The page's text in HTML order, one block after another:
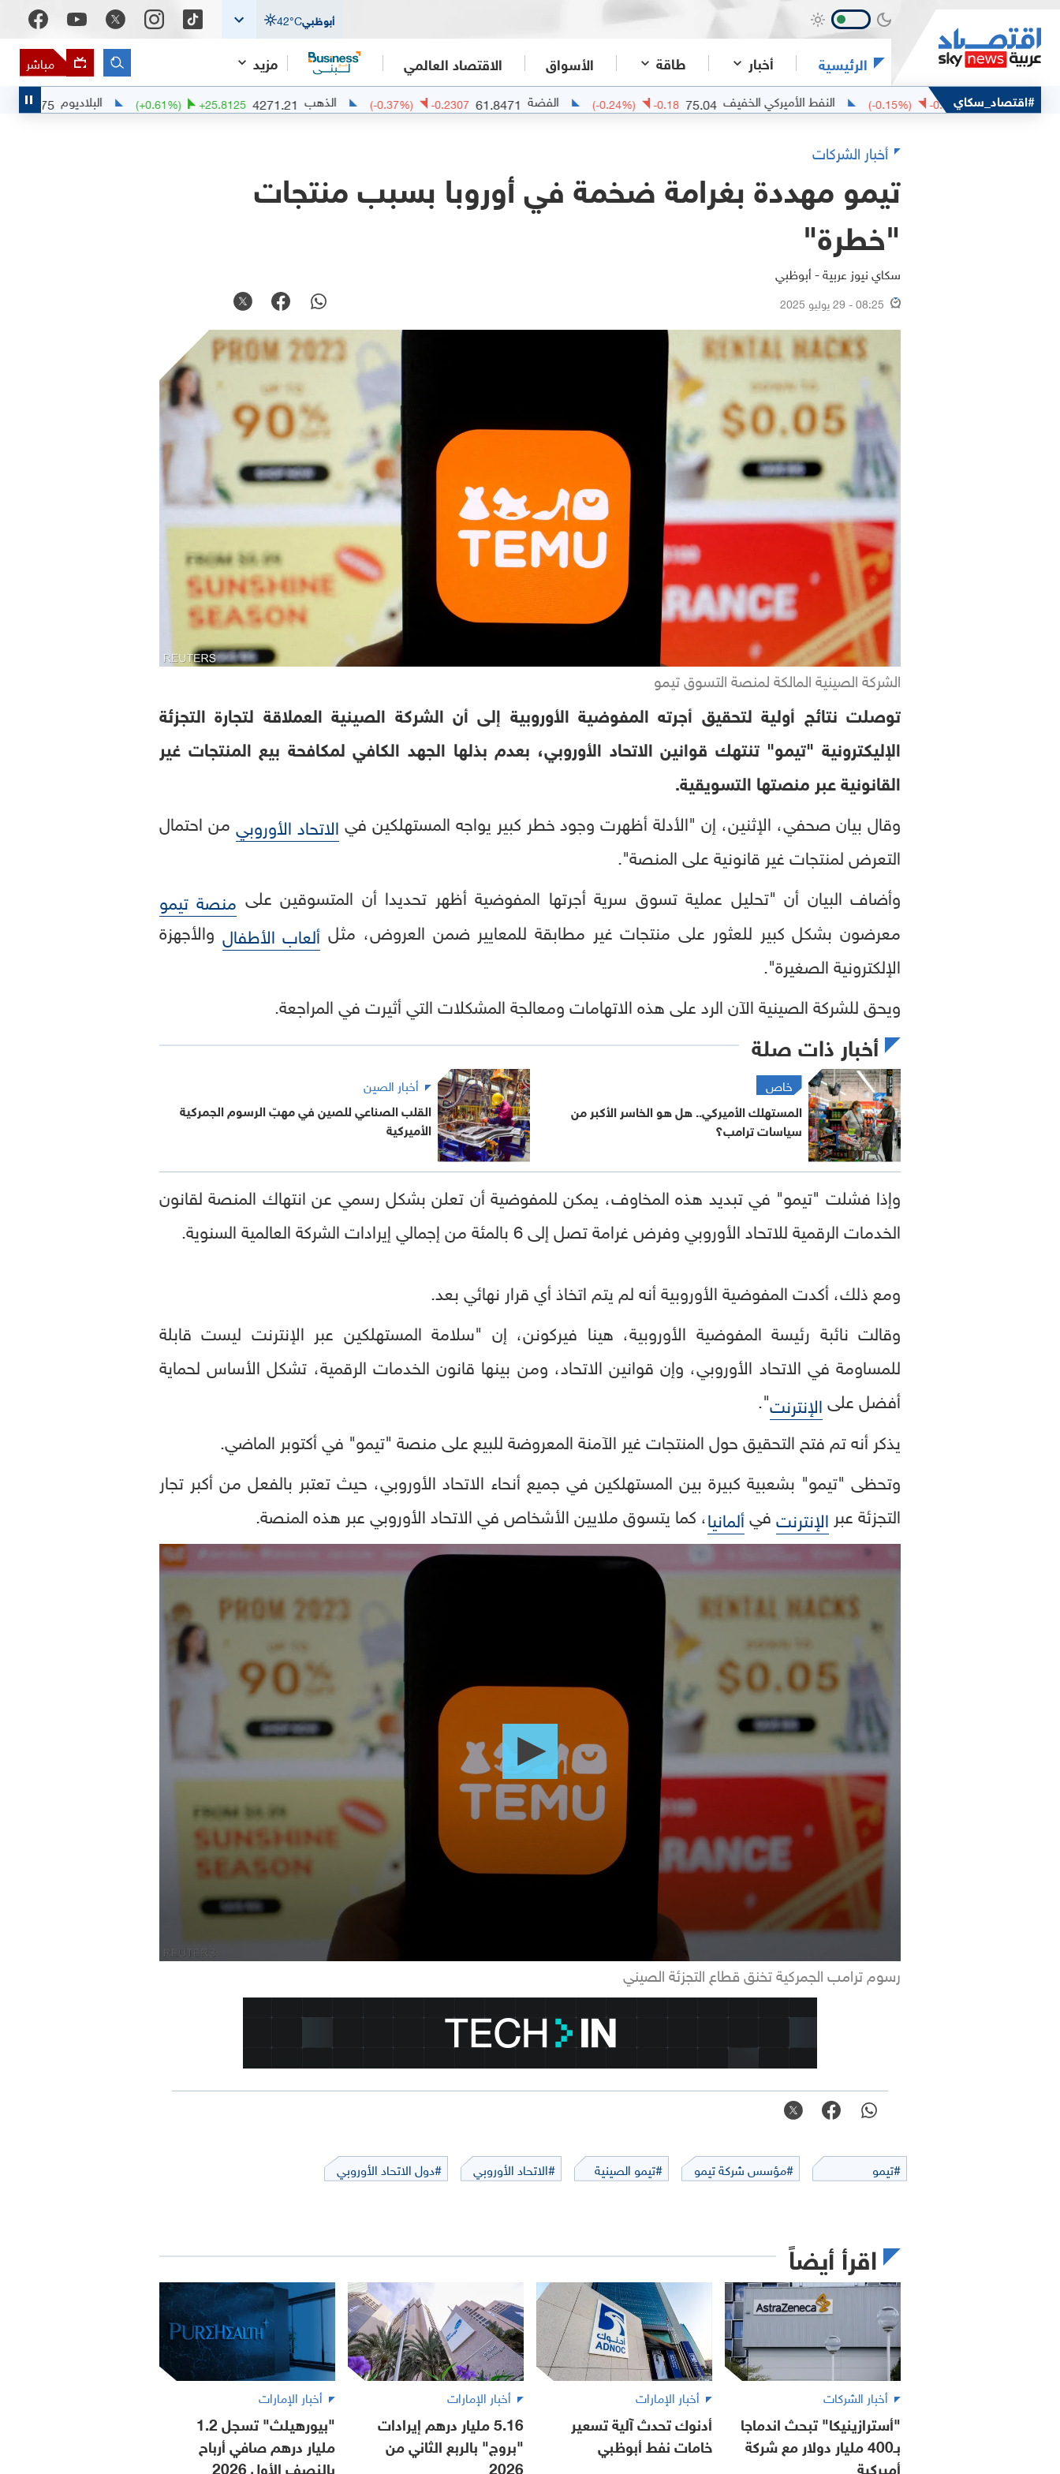
أبوظبي 42°C
الرئيسية أخبار طاقة الأسواق الاقتصاد العالمي مزيد مباشر
#اقتصاد_سكاي
77.82
-0.12
(-0.15%) النفط الأميركي الخفيف 75.04
-0.18
(-0.24 %) الفضة 61.8471
-0.2307
(-0.37%) الذهب 4271.21
+25.8125
(+0.61%) البلاديوم 1376.75
13.3489
أخبار الشركات
تيمو مهددة بغرامة ضخمة في أوروبا بسبب منتجات
"خطرة"
سكاي نيوز عربية - أبوظبي
08:25 - 29 يوليو 2025
الشركة الصينية المالكة لمنصة التسوق تيمو
توصلت نتائج أولية لتحقيق أجرته المفوضية الأوروبية إلى أن الشركة الصينية العملاقة لتجارة التجزئة
الإليكترونية "تيمو" تنتهك قوانين الاتحاد الأوروبي، بعدم بذلها الجهد الكافي لمكافحة بيع المنتجات غير
القانونية عبر منصتها التسويقية.
وقال بيان صحفي، الإثنين، إن "الأدلة أظهرت وجود خطر كبير يواجه المستهلكين في الاتحاد الأوروبي من احتمال
التعرض لمنتجات غير قانونية على المنصة".
وأضاف البيان أن "تحليل عملية تسوق سرية أجرتها المفوضية أظهر تحديدا أن المتسوقين على منصة تيمو
معرضون بشكل كبير للعثور على منتجات غير مطابقة للمعايير ضمن العروض، مثل ألعاب الأطفال والأجهزة
الإلكترونية الصغيرة".
ويحق للشركة الصينية الآن الرد على هذه الاتهامات ومعالجة المشكلات التي أثيرت في المراجعة.
أخبار ذات صلة
خاص
المستهلك الأميركي.. هل هو الخاسر الأكبر من
سياسات ترامب؟
أخبار الصين
القلب الصناعي للصين في مهبّ الرسوم الجمركية
الأميركية
وإذا فشلت "تيمو" في تبديد هذه المخاوف، يمكن للمفوضية أن تعلن بشكل رسمي عن انتهاك المنصة لقانون
الخدمات الرقمية للاتحاد الأوروبي وفرض غرامة تصل إلى 6 بالمئة من إجمالي إيرادات الشركة العالمية السنوية.
ومع ذلك، أكدت المفوضية الأوروبية أنه لم يتم اتخاذ أي قرار نهائي بعد.
وقالت نائبة رئيسة المفوضية الأوروبية، هينا فيركونن، إن "سلامة المستهلكين عبر الإنترنت ليست قابلة
للمساومة في الاتحاد الأوروبي، وإن قوانين الاتحاد، ومن بينها قانون الخدمات الرقمية، تشكل الأساس لحماية
أفضل علىالإنترنت".
يذكر أنه تم فتح التحقيق حول المنتجات غير الآمنة المعروضة للبيع على منصة "تيمو" في أكتوبر الماضي.
وتحظى "تيمو" بشعبية كبيرة بين المستهلكين في جميع أنحاء الاتحاد الأوروبي، حيث تعتبر بالفعل من أكبر تجار
التجزئة عبر الإنترنتفيألمانيا، كما يتسوق ملايين الأشخاص في الاتحاد الأوروبي عبر هذه المنصة.
0
seconds
seconds
رسوم ترامب الجمركية تخنق قطاع التجزئة الصيني
#تيمو #مؤسس شركة تيمو #تيمو الصينية #الاتحاد الأوروبي #دول الاتحاد الأوروبي
اقرأ أيضاً
أخبار الشركات
"أسترازينيكا" تبحث اندماجا
بـ400 مليار دولار مع شركة
أميركية
أخبار الإمارات
أدنوك تحدث آلية تسعير
خامات نفط أبوظبي
أخبار الإمارات
5.16 مليار درهم إيرادات
"بروج" بالربع الثاني من
2026
أخبار الإمارات
"بيورهيلث" تسجل 1.2
مليار درهم صافي أرباح
بالنصف الأول 2026